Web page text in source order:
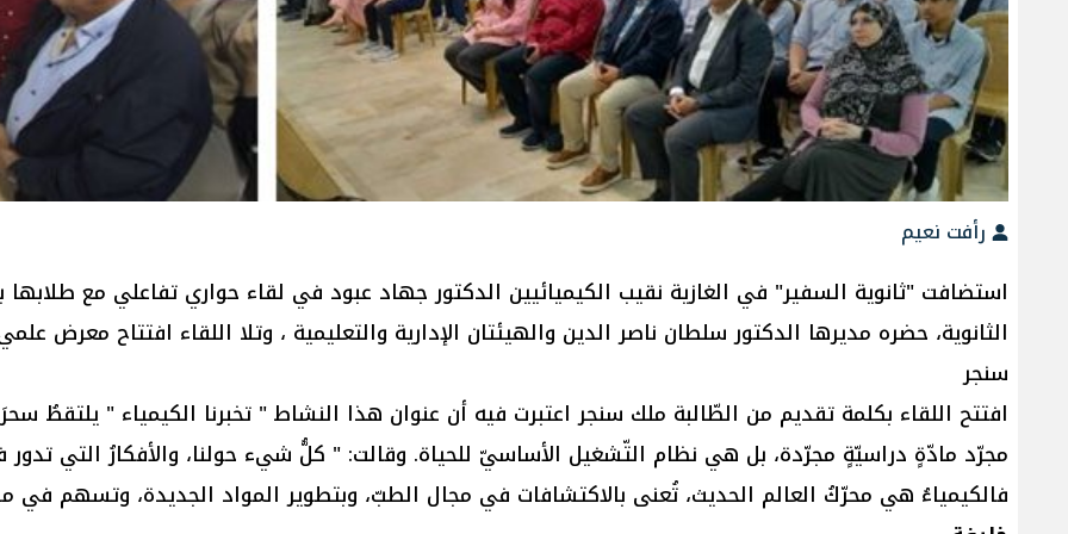
رأفت نعيم
استضافت "ثانوية السفير" في الغازية نقيب الكيميائيين الدكتور جهاد عبود في لقاء حواري تفاعلي مع طلابها
الثانوية، حضره مديرها الدكتور سلطان ناصر الدين والهيئتان الإدارية والتعليمية ، وتلا اللقاء افتتاح معرض
سنجر
افتتح اللقاء بكلمة تقديم من الطّالبة ملك سنجر اعتبرت فيه أن عنوان هذا النشاط " تخبرنا الكيمياء " يلتقطُ
مجرّد مادّةٍ دراسيّةٍ مجرّدة، بل هي نظام التّشغيل الأساسيّ للحياة. وقالت: " كلُّ شيء حولنا، والأفكارُ التي تدور
فالكيمياءُ هي محرّكُ العالم الحديث، تُعنى بالاكتشافات في مجال الطبّ، وبتطوير المواد الجديدة، وتسهم في